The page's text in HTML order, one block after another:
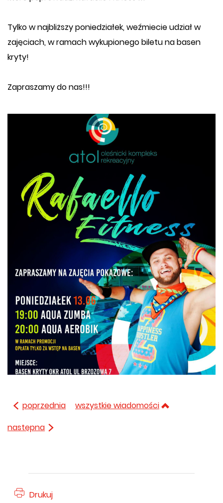
Tylko w najbliższy poniedziałek, weźmiecie udział w
zajęciach, w ramach wykupionego biletu na basen
kryty!
Zapraszamy do nas!!!
poprzednia
wszystkie wiadomości
następna
Drukuj